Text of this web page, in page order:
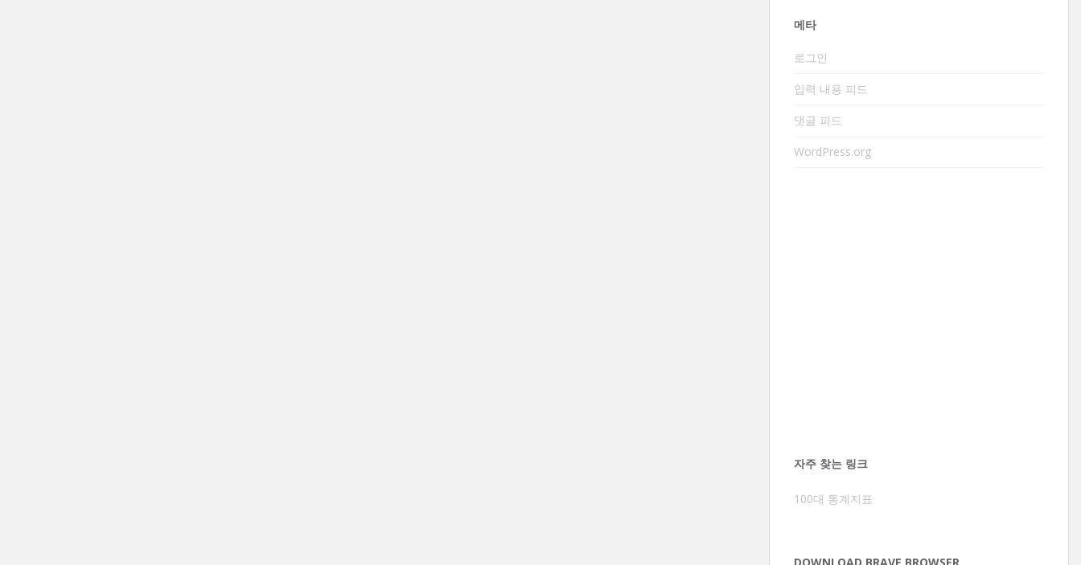
메타
로그인
입력 내용 피드
댓글 피드
WordPress.org
자주 찾는 링크
100대 통계지표